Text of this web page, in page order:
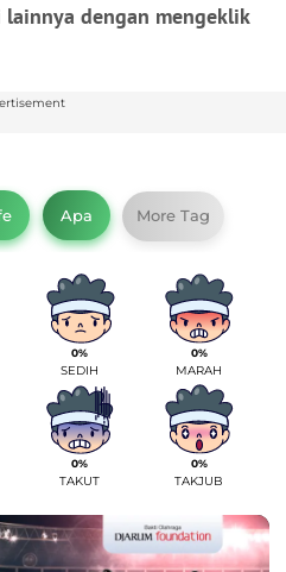
dengan mengeklik
Apa More Tag
0%
SEDIH
0%
MARAH
0%
TAKUT
0%
TAKJUB